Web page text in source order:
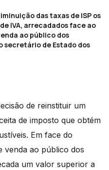
das taxas de ISP os
IVA, arrecadados face ao
ao público dos
secretário de Estado dos
de reinstituir um
de imposto que obtém
Em face do
venda ao público dos
um valor superior a